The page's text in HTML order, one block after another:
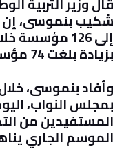
شكيب بنموسى، إن
إلى 126
بزيادة بلغت 74 مؤسسة عن الموسم الماضي
وأفاد بنموسى،
المستفيدين من
الموسم الجاري يناهز 60 ألف تلميذة